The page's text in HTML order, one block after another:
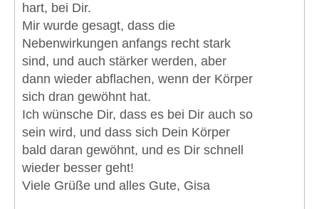
hart, bei Dir.
Mir wurde gesagt, dass die
Nebenwirkungen anfangs recht stark
sind, und auch stärker werden, aber
dann wieder abflachen, wenn der Körper
sich dran gewöhnt hat.
Ich wünsche Dir, dass es bei Dir auch so
sein wird, und dass sich Dein Körper
bald daran gewöhnt, und es Dir schnell
wieder besser geht!
Viele Grüße und alles Gute, Gisa